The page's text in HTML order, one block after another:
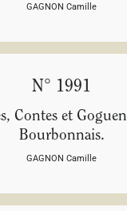
GAGNON Camille
N° 1991
Contes et
Bourbonnais.
GAGNON Camille